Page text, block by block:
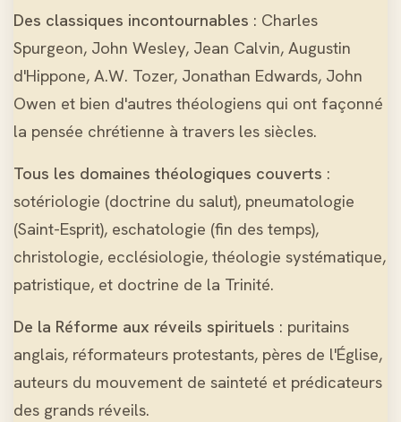
Des classiques incontournables : Charles
Spurgeon, John Wesley, Jean Calvin, Augustin
d'Hippone, A.W. Tozer, Jonathan Edwards, John
Owen et bien d'autres théologiens qui ont façonné
la pensée chrétienne à travers les siècles.
Tous les domaines théologiques couverts :
sotériologie (doctrine du salut), pneumatologie
(Saint-Esprit), eschatologie (fin des temps),
christologie, ecclésiologie, théologie systématique,
patristique, et doctrine de la Trinité.
De la Réforme aux réveils spirituels : puritains
anglais, réformateurs protestants, pères de l'Église,
auteurs du mouvement de sainteté et prédicateurs
des grands réveils.